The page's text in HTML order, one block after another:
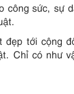
sức, sự
tới cộng
Chỉ có như